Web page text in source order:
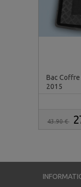
Bac
2015
43.90 €